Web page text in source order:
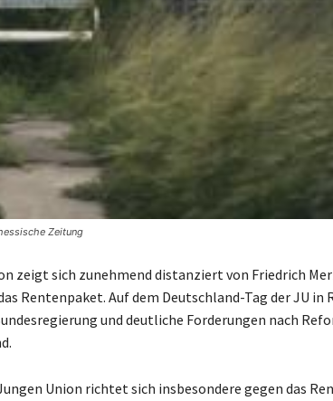
Zeitung
zeigt sich zunehmend distanziert von Friedrich
Rentenpaket. Auf dem Deutschland-Tag der JU in
und deutliche Forderungen nach
Union richtet sich insbesondere gegen das